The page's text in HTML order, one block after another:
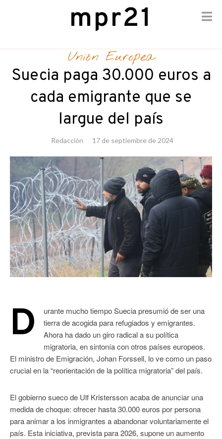
content
mpr21
Unión Europea
Suecia paga 30.000 euros a
cada emigrante que se
largue del país
Redacción 17 de septiembre de 2024
D
urante mucho tiempo Suecia presumió de ser una
tierra de acogida para refugiados y emigrantes.
Ahora ha dado un giro radical a su política
migratoria, en sintonía con otros países europeos.
El ministro de Emigración, Johan Forssell, lo ve como un paso
crucial en la “reorientación de la política migratoria” del país.
El gobierno sueco de Ulf Kristersson acaba de anunciar una
medida de choque: ofrecer hasta 30.000 euros por persona
para animar a los inmigrantes a abandonar voluntariamente el
país. Esta iniciativa, prevista para 2026, supone un aumento